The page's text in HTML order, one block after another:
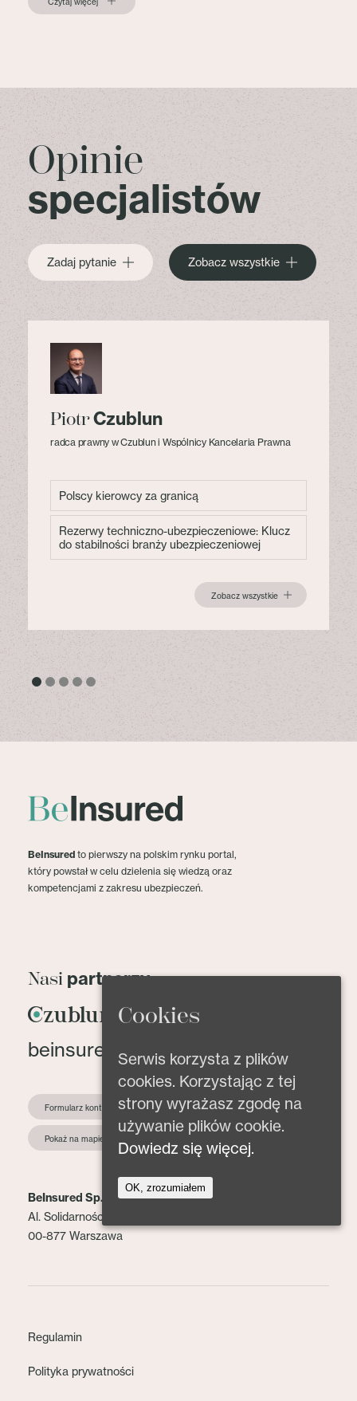
Opinie
specjalistów
Zadaj pytanie Zobacz wszystkie
PiotrCzublun
radca prawny w Czublun i Wspólnicy Kancelaria Prawna
Polscy kierowcy za granicą
Rezerwy techniczno-ubezpieczeniowe: Klucz
do stabilności branży ubezpieczeniowej
Zobacz wszystkie
BeInsured to pierwszy na polskim rynku portal,
który powstał w celu dzielenia się wiedzą oraz
kompetencjami z zakresu ubezpieczeń.
Nasi partnerzy
beinsured@beinsured.pl
Formularz kontaktowy
Pokaż na mapie
BeInsured Sp. z o.o.
Al. Solidarności 153 lok. 2
00-877 Warszawa
Regulamin
Polityka prywatności
Cookies
Serwis korzysta z plików
cookies. Korzystając z tej
strony wyrażasz zgodę na
używanie plików cookie.
Dowiedz się więcej.
OK, zrozumiałem